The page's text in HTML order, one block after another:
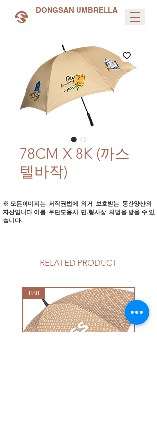
DONGSAN UMBRELLA
78CM X 8K (까스
텔바작)
※ 모든이미지는 저작권법에 의거 보호받는 동산양산의
자산입니다이를 무단도용시 민.형사상 처벌을 받을 수 있
습니다.
RELATED PRODUCT
F88